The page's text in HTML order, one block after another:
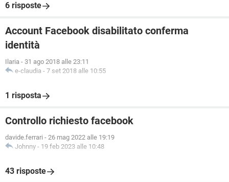
6 risposte
Account Facebook disabilitato conferma
identità
Ilaria - 31 ago 2018 alle 23:11
e-claudia - 7 set 2018 alle 10:55
1 risposta
Controllo richiesto facebook
davide.ferrari - 26 mag 2022 alle 19:19
Johnny - 19 feb 2023 alle 10:48
43 risposte